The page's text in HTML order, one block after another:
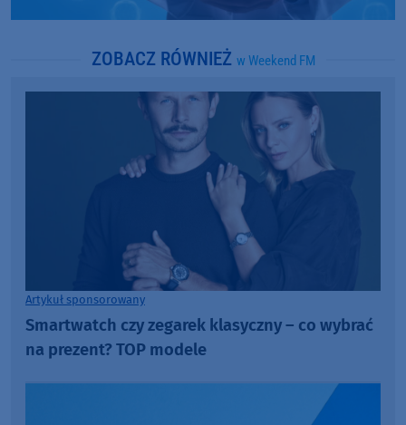
ZOBACZ RÓWNIEŻ w Weekend FM
Artykuł sponsorowany
Smartwatch czy zegarek klasyczny – co wybrać
na prezent? TOP modele